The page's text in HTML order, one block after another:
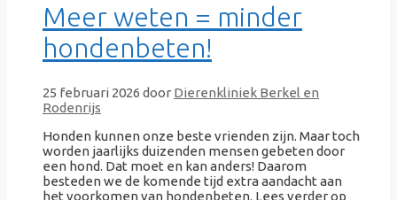
Meer weten = minder
hondenbeten!
25 februari 2026 door Dierenkliniek Berkel en
Rodenrijs
Honden kunnen onze beste vrienden zijn. Maar toch
worden jaarlijks duizenden mensen gebeten door
een hond. Dat moet en kan anders! Daarom
besteden we de komende tijd extra aandacht aan
het voorkomen van hondenbeten. Lees verder op